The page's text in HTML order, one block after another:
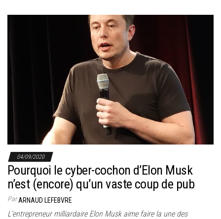
04/09/2020
Pourquoi le cyber-cochon d’Elon Musk
n’est (encore) qu’un vaste coup de pub
ParARNAUD LEFEBVRE
L’entrepreneur milliardaire Elon Musk aime faire la une des